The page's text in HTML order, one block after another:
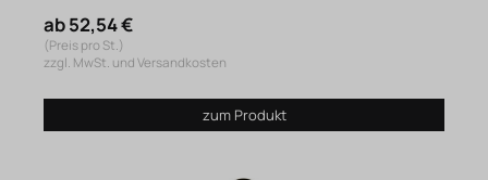
ab 52,54 €
(Preis pro St.)
zzgl. MwSt. und Versandkosten
zum Produkt